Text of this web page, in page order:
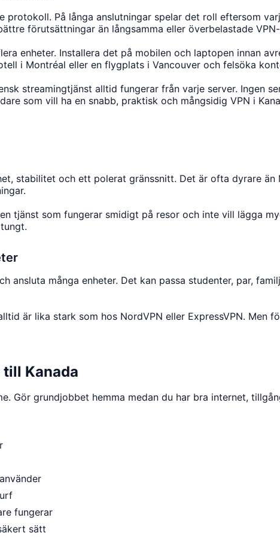
protokoll. På långa anslutningar spelar det roll eftersom
förutsättningar än långsamma eller överbelastade
enheter. Installera det på mobilen och laptopen innan
i Montréal eller en flygplats i Vancouver och felsöka
streamingtjänst alltid fungerar från varje server. Ingen
som vill ha en snabb, praktisk och mångsidig VPN i
stabilitet och ett polerat gränssnitt. Det är ofta dyrare än
tjänst som fungerar smidigt på resor och inte vill lägga
ansluta många enheter. Det kan passa studenter, par,
är lika stark som hos NordVPN eller ExpressVPN.
till Kanada
Gör grundjobbet hemma medan du har bra internet,
fungerar
sätt